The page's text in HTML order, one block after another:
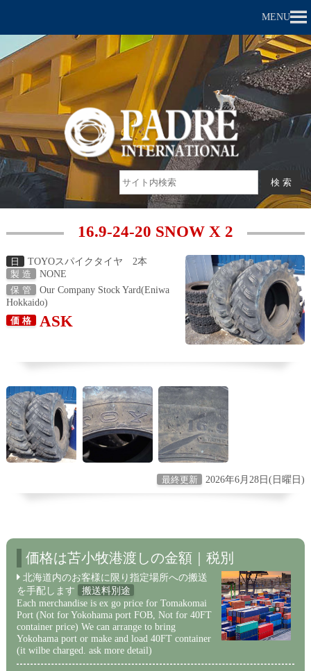
MENU
16.9-24-20 SNOW X 2
日 TOYOスパイクタイヤ 2本
製 造 NONE
保 管
Our Company Stock Yard(Eniwa
Hokkaido)
価 格 ASK
最終更新 2026年6月28日(日曜日)
価格は苫小牧港渡しの金額｜税別
北海道内のお客様に限り指定場所への搬送
を手配します
搬送料別途
Each merchandise is ex go price for Tomakomai
Port (Not for Yokohama port FOB, Not for 40FT
container price) We can arrange to bring
Yokohama port or make and load 40FT container
(it wilbe charged. ask more detail)